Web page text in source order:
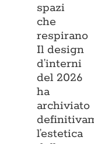
spazi
che
respirano
Il design
d’interni
del 2026
ha
archiviato
l’estetica